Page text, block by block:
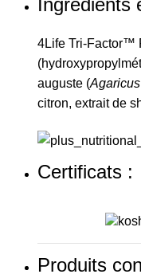
Ingrédients
4Life Tri-Factor™
auguste (
citron, extrait de
Certificats :
Produits